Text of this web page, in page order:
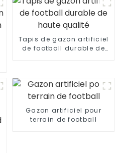
Tapis de gazon artificiel
de football durable de
Gazon artificiel pour
terrain de football